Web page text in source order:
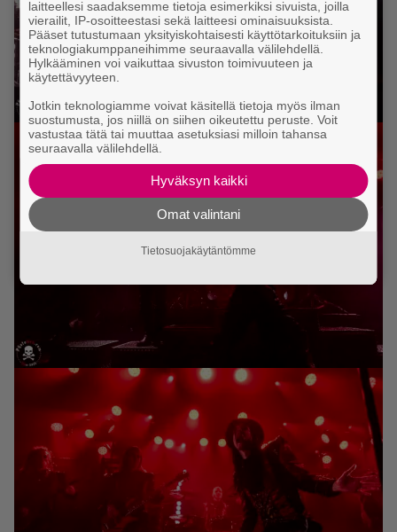
laitteellesi saadaksemme tietoja esimerkiksi sivuista, joilla
vierailit, IP-osoitteestasi sekä laitteesi ominaisuuksista.
Pääset tutustumaan yksityiskohtaisesti käyttötarkoituksiin ja
teknologiakumppaneihimme seuraavalla välilehdellä.
Hylkääminen voi vaikuttaa sivuston toimivuuteen ja
käytettävyyteen.
Jotkin teknologiamme voivat käsitellä tietoja myös ilman
suostumusta, jos niillä on siihen oikeutettu peruste. Voit
vastustaa tätä tai muuttaa asetuksiasi milloin tahansa
seuraavalla välilehdellä.
Hyväksyn kaikki
Omat valintani
Tietosuojakäytäntömme